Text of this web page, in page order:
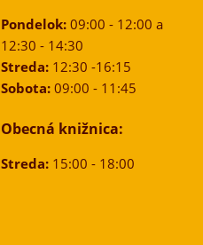
Pondelok:09:00 - 12:00 a
12:30 - 14:30
Streda:12:30 -16:15
Sobota:09:00 - 11:45
Obecná knižnica:
Streda:15:00 - 18:00